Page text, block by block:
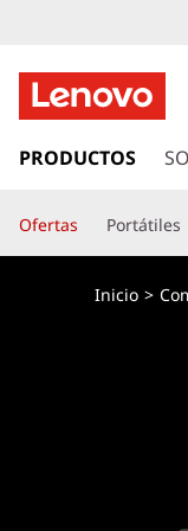
r
c
o
PRODUCTOS
Ofertas Portátiles
Inicio >